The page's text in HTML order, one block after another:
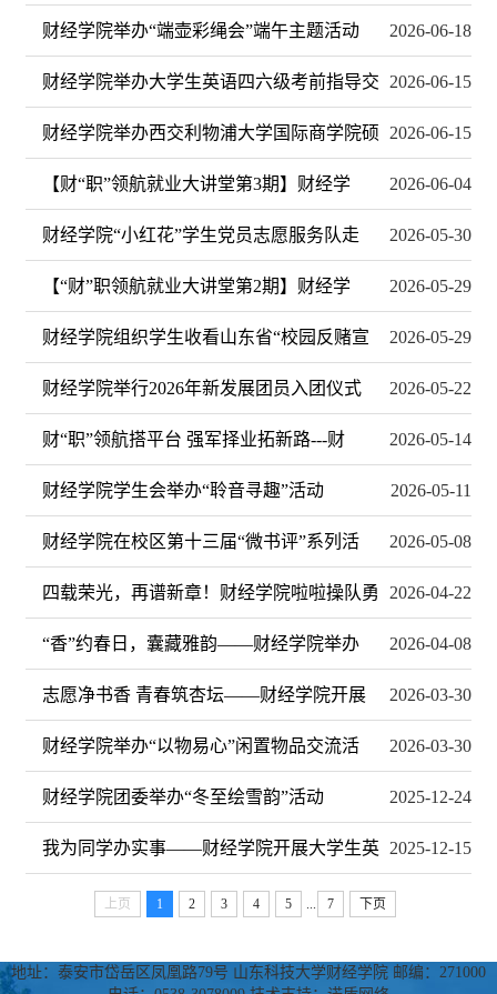
财经学院举办“端壶彩绳会”端午主题活动 2026-06-18
财经学院举办大学生英语四六级考前指导交 2026-06-15
财经学院举办西交利物浦大学国际商学院硕 2026-06-15
【财“职”领航就业大讲堂第3期】财经学 2026-06-04
财经学院“小红花”学生党员志愿服务队走 2026-05-30
【“财”职领航就业大讲堂第2期】财经学 2026-05-29
财经学院组织学生收看山东省“校园反赌宣 2026-05-29
财经学院举行2026年新发展团员入团仪式 2026-05-22
财“职”领航搭平台 强军择业拓新路---财 2026-05-14
财经学院学生会举办“聆音寻趣”活动 2026-05-11
财经学院在校区第十三届“微书评”系列活 2026-05-08
四载荣光，再谱新章！财经学院啦啦操队勇 2026-04-22
“香”约春日，囊藏雅韵——财经学院举办 2026-04-08
志愿净书香 青春筑杏坛——财经学院开展 2026-03-30
财经学院举办“以物易心”闲置物品交流活 2026-03-30
财经学院团委举办“冬至绘雪韵”活动 2025-12-24
我为同学办实事——财经学院开展大学生英 2025-12-15
上页 1 2 3 4 5 ... 7 下页
地址：泰安市岱岳区凤凰路79号 山东科技大学财经学院 邮编：271000